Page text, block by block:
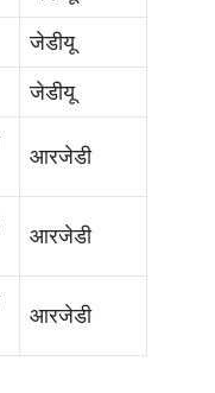
जेडीयू
जेडीयू
आरजेडी
आरजेडी
आरजेडी